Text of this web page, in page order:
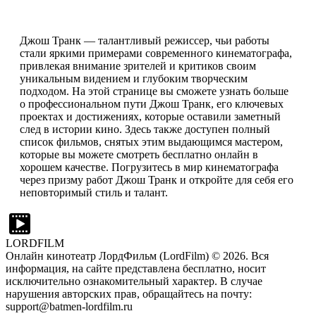
Джош Транк — талантливый режиссер, чьи работы
стали яркими примерами современного кинематографа,
привлекая внимание зрителей и критиков своим
уникальным видением и глубоким творческим
подходом. На этой странице вы сможете узнать больше
о профессиональном пути Джош Транк, его ключевых
проектах и достижениях, которые оставили заметный
след в истории кино. Здесь также доступен полный
список фильмов, снятых этим выдающимся мастером,
которые вы можете смотреть бесплатно онлайн в
хорошем качестве. Погрузитесь в мир кинематографа
через призму работ Джош Транк и откройте для себя его
неповторимый стиль и талант.
LORDFILM
Онлайн кинотеатр ЛордФильм (LordFilm) © 2026. Вся
информация, на сайте представлена бесплатно, носит
исключительно ознакомительный характер. В случае
нарушения авторских прав, обращайтесь на почту:
support@batmen-lordfilm.ru